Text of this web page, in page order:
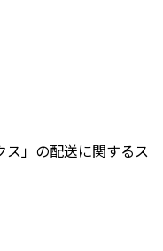
」の配送に関するス